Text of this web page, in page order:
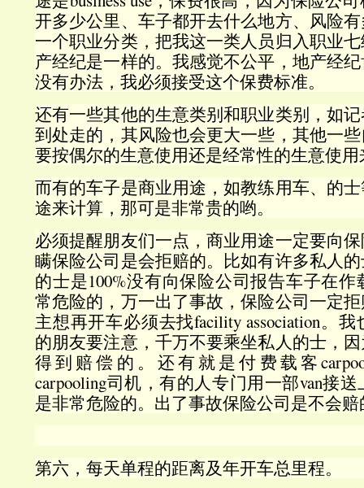
开多少公里、车子都开去什么地方、风险
一个职业分类，把我这一类人员归入职业
产经纪是一样的。我感觉不公平，地产经
没有办法，我必须接受这个保费标准。
还有一些其他的生意类别和职业类别，如
到处走的，其风险也会更大一些，其他一
要按偶尔的生意使用还是经常性的生意使
而有的车子是商业用途，如教练用车、的
途来计算，那可是非常贵的哟。
必须提醒朋友们一点，商业用途一定要向
瞒保险公司是会拒赔的。比如有许多私人
的士是100%没有向保险公司报告车子在
常危险的，万一出了事故，保险公司一定
主想再开车必须去找facility association。
的朋友要注意，千万不要乘坐私人的士，
得到赔偿的。还有就是付费载客
carpooling司机，有的人专门用一部van接
是非常危险的。出了事故保险公司是不会赔
第六，每天单程的距离及年开车总里程。